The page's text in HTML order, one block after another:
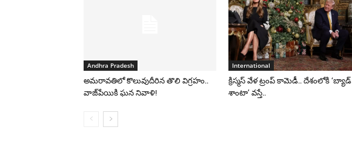
Andhra Pradesh
అమరావతిలో కొలువుదీరిన తొలి విగ్రహం..
వాజ్‌పేయికి ఘన నివాళి!
International
క్రిస్మస్ వేళ ట్రంప్ కామెడీ.. దేశంలోకి ‘బ్యాడ్
శాంటా’ వస్తే..